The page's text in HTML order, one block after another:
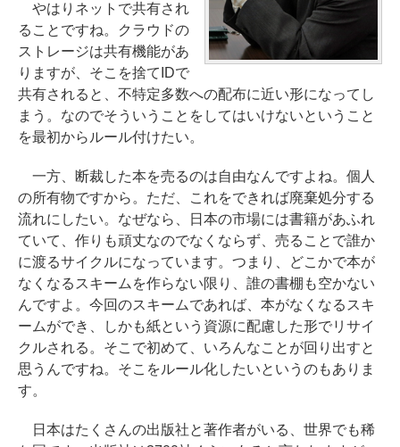
やはりネットで共有され
ることですね。クラウドの
ストレージは共有機能があ
りますが、そこを捨てIDで
共有されると、不特定多数への配布に近い形になってし
まう。なのでそういうことをしてはいけないということ
を最初からルール付けたい。
一方、断裁した本を売るのは自由なんですよね。個人
の所有物ですから。ただ、これをできれば廃棄処分する
流れにしたい。なぜなら、日本の市場には書籍があふれ
ていて、作りも頑丈なのでなくならず、売ることで誰か
に渡るサイクルになっています。つまり、どこかで本が
なくなるスキームを作らない限り、誰の書棚も空かない
んですよ。今回のスキームであれば、本がなくなるスキ
ームができ、しかも紙という資源に配慮した形でリサイ
クルされる。そこで初めて、いろんなことが回り出すと
思うんですね。そこをルール化したいというのもありま
す。
日本はたくさんの出版社と著作者がいる、世界でも稀